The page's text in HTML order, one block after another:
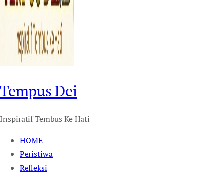
Tempus Dei
Inspiratif Tembus Ke Hati
HOME
Peristiwa
Refleksi